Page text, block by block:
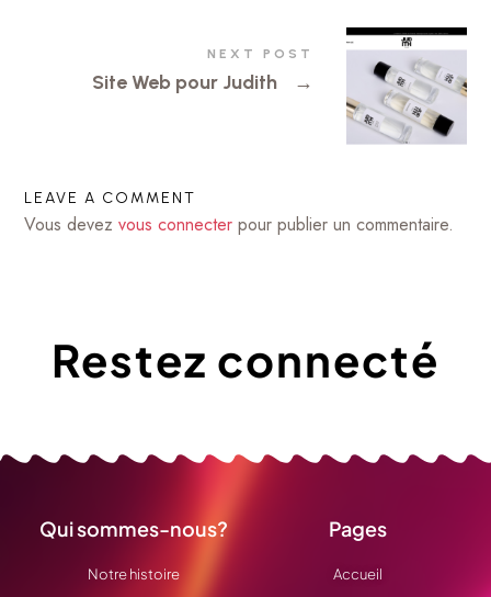
NEXT POST
Site Web pour Judith →
LEAVE A COMMENT
Vous devezvous connecter pour publier un commentaire.
Restez connecté
Qui sommes-nous?
Notre histoire
Pages
Accueil